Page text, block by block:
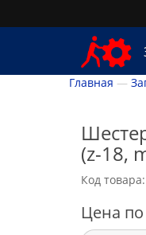
Главная
(z-18,
Код
Цена